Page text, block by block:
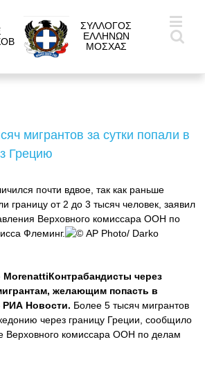
ΣΥΛΛΟΓΟΣ
ΕΛΛΗΝΩΝ
ΜΟΣΧΑΣ
мигрантов за сутки попали в
Грецию
почти вдвое, так как раньше
границу от 2 до 3 тысяч человек, заявил
Верховного комиссара ООН по
Флеминг.
© AP Photo/ Darko
через
желающим попасть в
Новости. Более 5 тысяч мигрантов
через границу Греции, сообщило
Верховного комиссара ООН по делам